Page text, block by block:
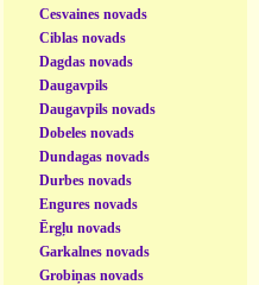
Cesvaines novads
Ciblas novads
Dagdas novads
Daugavpils
Daugavpils novads
Dobeles novads
Dundagas novads
Durbes novads
Engures novads
Ērgļu novads
Garkalnes novads
Grobiņas novads